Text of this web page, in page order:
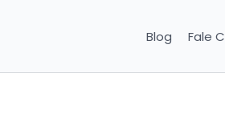
Blog Fale